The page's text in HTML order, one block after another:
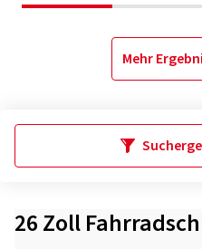
Mehr
26 Zoll